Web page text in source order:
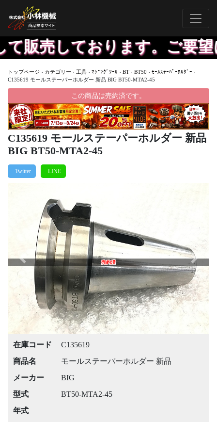
しております。ご要望に
トップページ › カテゴリー › 工具 › ﾏｼﾆﾝｸﾞﾂｰﾙ › BT › BT50 › ﾓｰﾙｽﾃｰﾊﾟｰﾎﾙﾀﾞｰ ›
C135619 モールステーパーホルダー 新品 BIG BT50-MTA2-45
この商品は売約済です。
C135619 モールステーパーホルダー 新品
BIG BT50-MTA2-45
売約済
Previous Next
在庫コード
C135619
商品名
モールステーパーホルダー 新品
メーカー
BIG
型式
BT50-MTA2-45
年式